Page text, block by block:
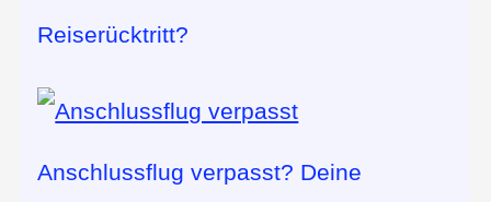
Reiserücktritt?
Anschlussflug verpasst? Deine